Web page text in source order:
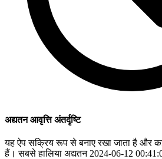
अद्यतन आवृत्ति अंतर्दृष्टि
यह ऐप सक्रिय रूप से बनाए रखा जाता है और
हैं। सबसे हालिया अद्यतन 2024-06-12